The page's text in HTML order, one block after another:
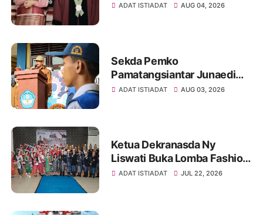
KEMERDEKAAN BAHASA
ADAT ISTIADAT AUG 04, 2026
Sekda Pemko
Pamatangsiantar Junaedi
Sitanggang Pembina
ADAT ISTIADAT AUG 03, 2026
Ketua Dekranasda Ny
Liswati Buka Lomba Fashion
Show Pakaian Adat
ADAT ISTIADAT JUL 22, 2026